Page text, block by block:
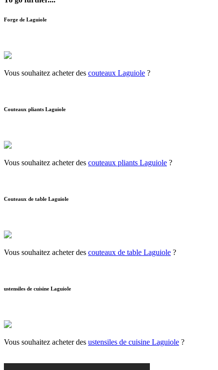
Forge de Laguiole
Vous souhaitez acheter des couteaux Laguiole ?
Couteaux pliants Laguiole
Vous souhaitez acheter des couteaux pliants Laguiole ?
Couteaux de table Laguiole
Vous souhaitez acheter des couteaux de table Laguiole ?
ustensiles de cuisine Laguiole
Vous souhaitez acheter des ustensiles de cuisine Laguiole ?